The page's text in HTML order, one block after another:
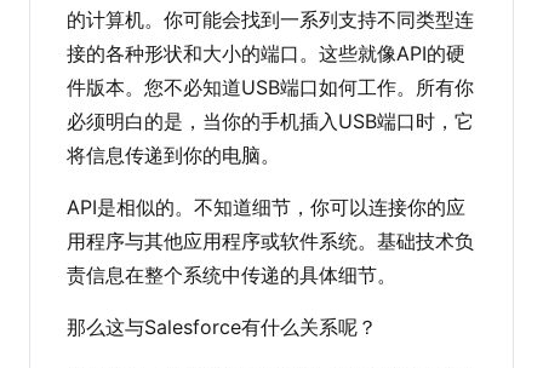
的计算机。你可能会找到一系列支持不同类型连
接的各种形状和大小的端口。这些就像API的硬
件版本。您不必知道USB端口如何工作。所有你
必须明白的是，当你的手机插入USB端口时，它
将信息传递到你的电脑。
API是相似的。不知道细节，你可以连接你的应
用程序与其他应用程序或软件系统。基础技术负
责信息在整个系统中传递的具体细节。
那么这与Salesforce有什么关系呢？